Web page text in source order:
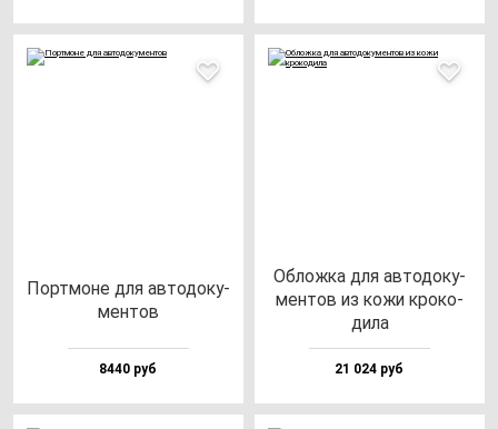
Пор­тмо­не для ав­то­до­ку­
мен­тов
8440 руб
Облож­ка для ав­то­до­ку­
мен­тов из ко­жи кро­ко­
ди­ла
21 024 руб